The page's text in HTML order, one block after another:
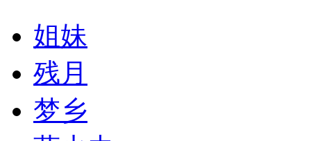
姐妹
残月
梦乡